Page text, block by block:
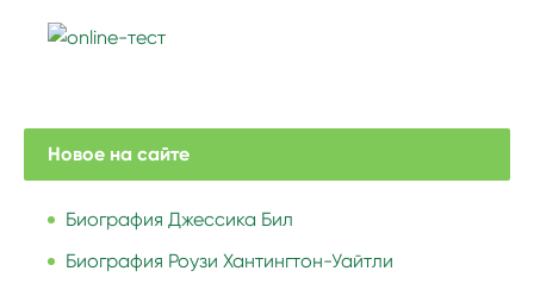
Новое на сайте
Биография Джессика Бил
Биография Роузи Хантингтон-Уайтли